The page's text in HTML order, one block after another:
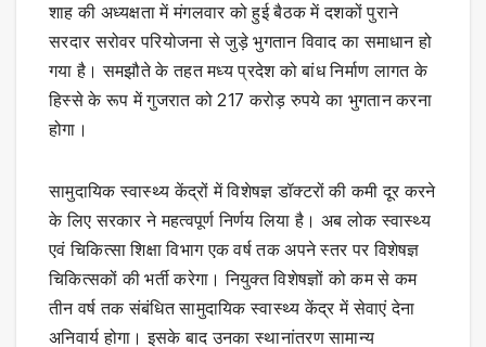
शाह की अध्यक्षता में मंगलवार को हुई बैठक में दशकों पुराने
सरदार सरोवर परियोजना से जुड़े भुगतान विवाद का समाधान हो
गया है। समझौते के तहत मध्य प्रदेश को बांध निर्माण लागत के
हिस्से के रूप में गुजरात को 217 करोड़ रुपये का भुगतान करना
होगा।
सामुदायिक स्वास्थ्य केंद्रों में विशेषज्ञ डॉक्टरों की कमी दूर करने
के लिए सरकार ने महत्वपूर्ण निर्णय लिया है। अब लोक स्वास्थ्य
एवं चिकित्सा शिक्षा विभाग एक वर्ष तक अपने स्तर पर विशेषज्ञ
चिकित्सकों की भर्ती करेगा। नियुक्त विशेषज्ञों को कम से कम
तीन वर्ष तक संबंधित सामुदायिक स्वास्थ्य केंद्र में सेवाएं देना
अनिवार्य होगा। इसके बाद उनका स्थानांतरण सामान्य